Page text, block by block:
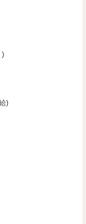
)
)